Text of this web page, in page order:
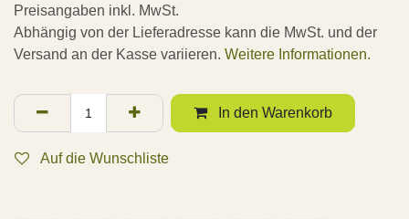
Preisangaben inkl. MwSt.
Abhängig von der Lieferadresse kann die MwSt. und der
Versand an der Kasse variieren. Weitere Informationen.
In den Warenkorb
Auf die Wunschliste